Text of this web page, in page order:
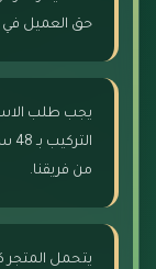
حق العميل في
يجب طلب
من فريقنا.
يتحمل المتجر